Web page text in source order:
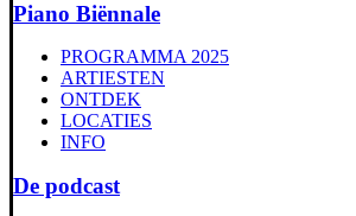
Piano Biënnale
PROGRAMMA 2025
ARTIESTEN
ONTDEK
LOCATIES
INFO
De podcast